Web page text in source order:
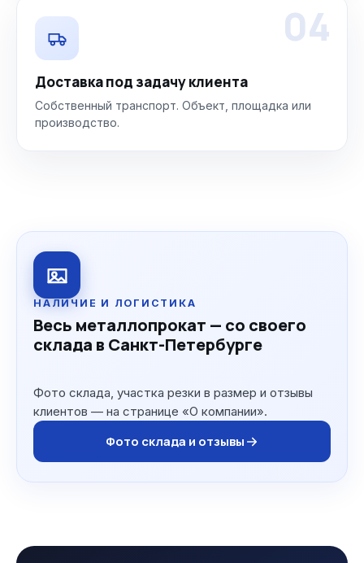
04
Доставка под задачу клиента
Собственный транспорт. Объект, площадка или
производство.
НАЛИЧИЕ И ЛОГИСТИКА
Весь металлопрокат — со своего
склада в Санкт-Петербурге
Фото склада, участка резки в размер и отзывы
клиентов — на странице «О компании».
Фото склада и отзывы